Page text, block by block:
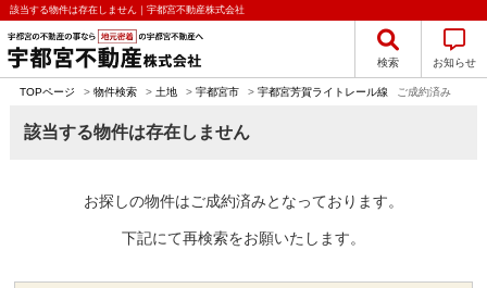
該当する物件は存在しません｜宇都宮不動産株式会社
検索 お知らせ
TOPページ > 物件検索 > 土地 > 宇都宮市 > 宇都宮芳賀ライトレール線 ご成約済み
該当する物件は存在しません
お探しの物件はご成約済みとなっております。
下記にて再検索をお願いたします。